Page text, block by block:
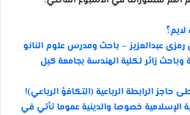
رمزى عبدالعزيز – باحث ومدرس علوم النانو
وباحث زائر لكلية الهندسة بجامعة كيل
حاجز الرابطة الرباعية (التكافؤ الرباعي)!
الإسلامية خصوصا والدينية عموما تأتي في